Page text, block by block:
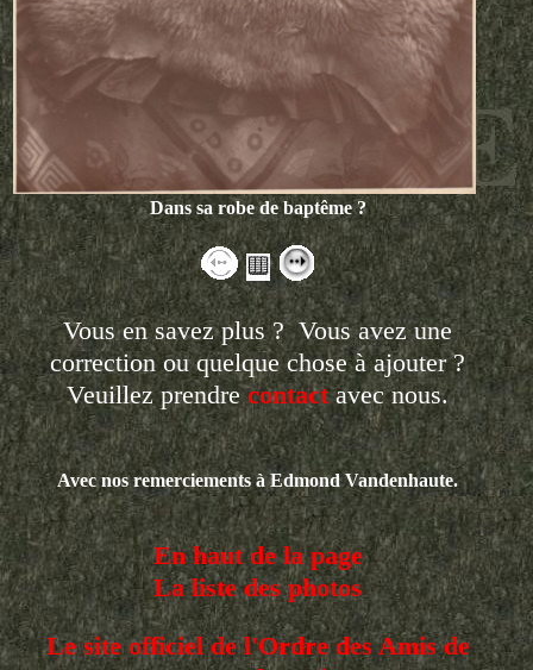
Dans sa robe de baptême ?
Vous en savez plus ? Vous avez une
correction ou quelque chose à ajouter ?
Veuillez prendrecontactavec nous.
Avec nos remerciements à Edmond Vandenhaute.
En haut de la page
La liste des photos
Le site officiel de l'Ordre des Amis de